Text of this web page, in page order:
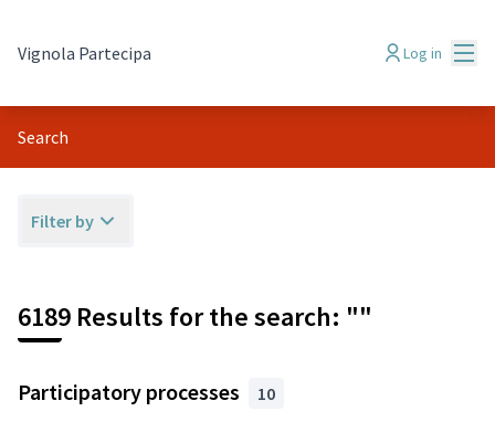
Vignola Partecipa Log in
Search
Filter by
6189 Results for the search: ""
Participatory processes 10